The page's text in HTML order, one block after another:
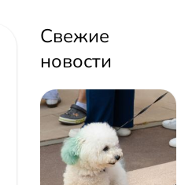
Свежие
новости